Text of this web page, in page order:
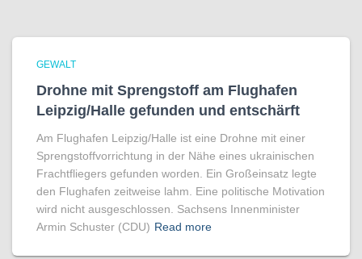
GEWALT
Drohne mit Sprengstoff am Flughafen
Leipzig/Halle gefunden und entschärft
Am Flughafen Leipzig/Halle ist eine Drohne mit einer
Sprengstoffvorrichtung in der Nähe eines ukrainischen
Frachtfliegers gefunden worden. Ein Großeinsatz legte
den Flughafen zeitweise lahm. Eine politische Motivation
wird nicht ausgeschlossen. Sachsens Innenminister
Armin Schuster (CDU) Read more